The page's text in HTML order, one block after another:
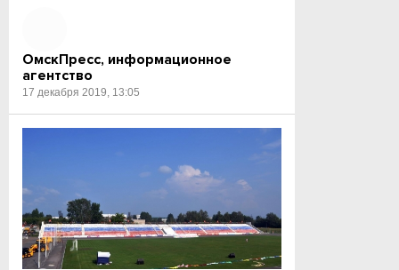
ОмскПресс, информационное
агентство
17 декабря 2019, 13:05